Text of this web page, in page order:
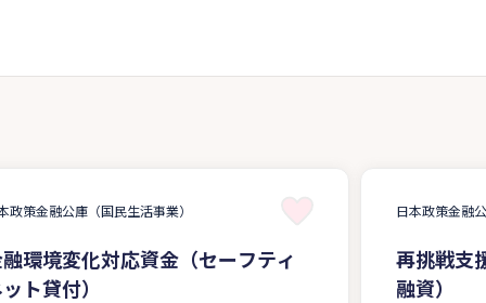
政策金融公庫（国民生活事業）
環境変化対応資金（セーフティ
ト貸付）
日本政策金融
再挑戦支
融資）